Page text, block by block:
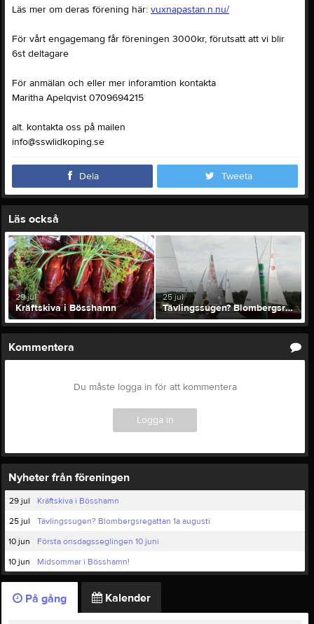
Läs mer om deras förening här: vuxnapastan.n.nu/
För vårt engagemang får föreningen 3000kr, förutsatt att vi blir
6st deltagare
För anmälan och eller mer inforamtion kontakta
Maritha Apelqvist 0709694215
alt. kontakta oss på mailen
info@sswlidkoping.se
Dela Tweeta
Läs också
29 jul
Kräftskiva i Bösshamn
25 jul
Tävlingssugen? Blombergsregattan 1a augusti
Kommentera
Du måste logga in för att kommentera
Logga in
Nyheter från föreningen
29 jul
Kräftskiva i Bösshamn
25 jul
Tävlingssugen? Blombergsregattan 1a augusti
10 jun
Första onsdagsseglingen 10 juni
10 jun
Midsommar i Bösshamn!
På gång Kalender